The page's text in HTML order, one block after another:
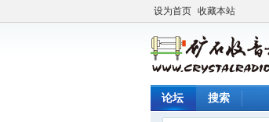
设为首页 收藏本站
论坛 搜索